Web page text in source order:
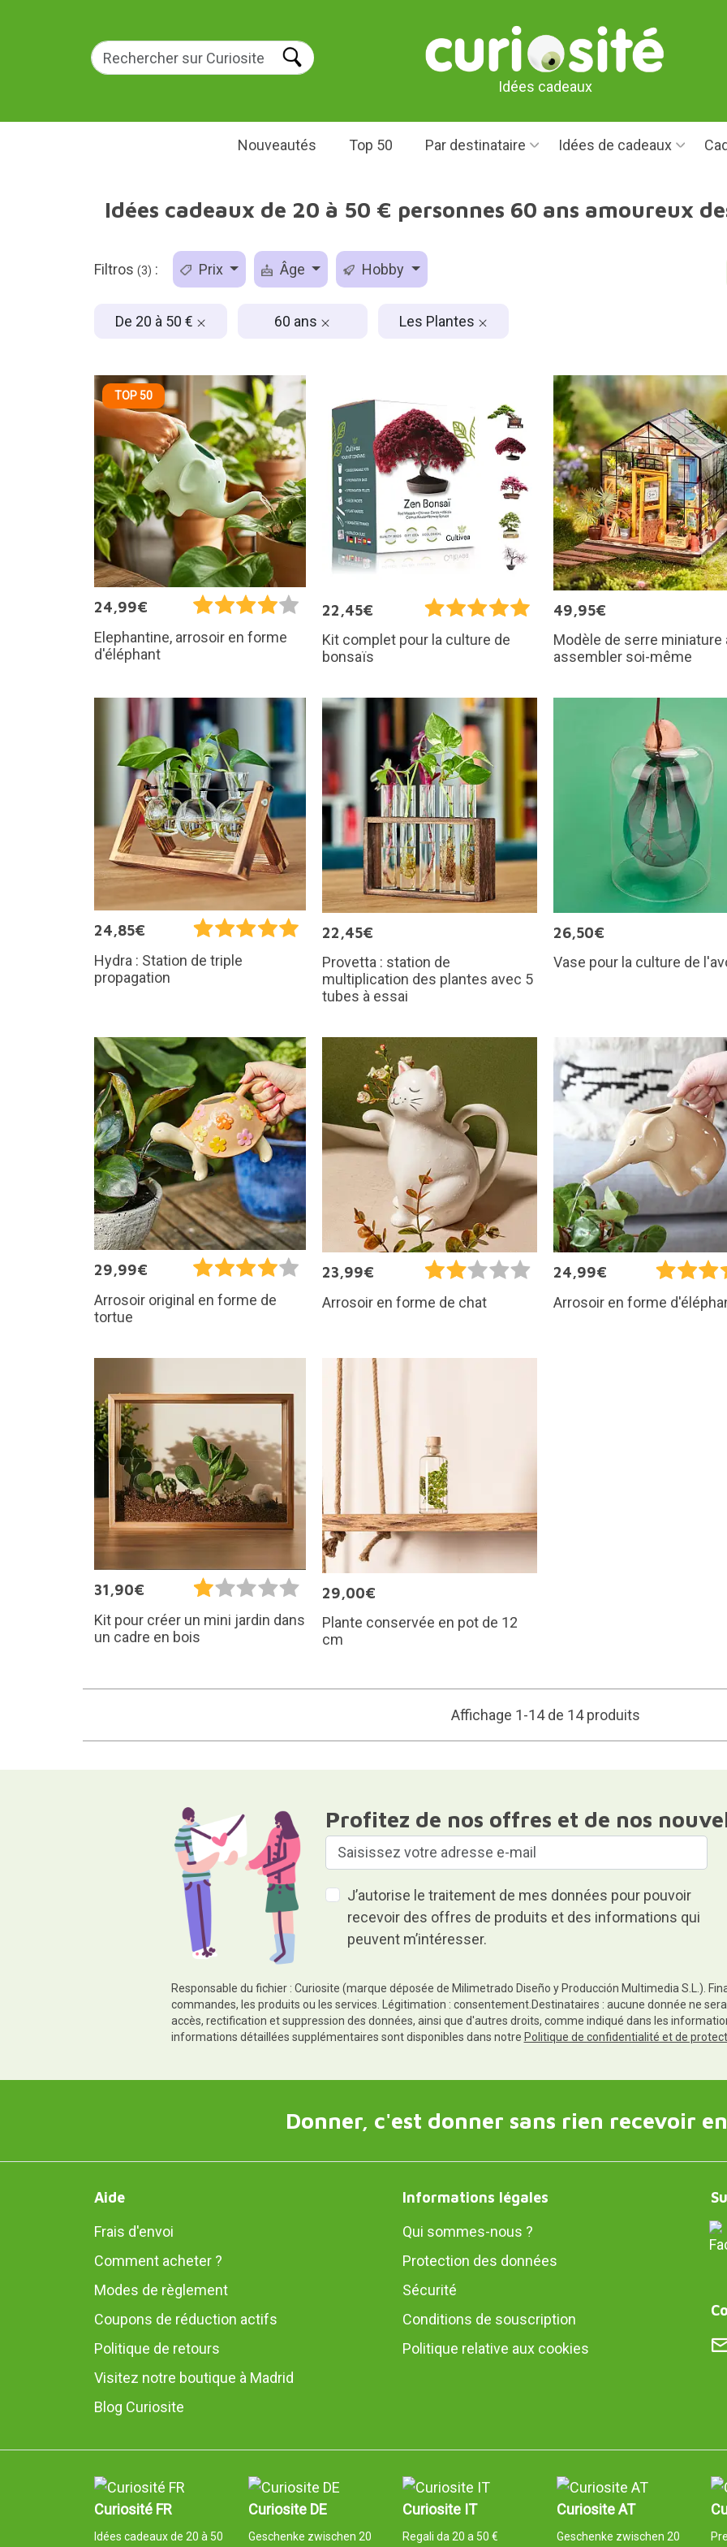
Idées cadeaux
Nouveautés Top 50 Par destinataire Idées de cadeaux
Idées cadeaux de 20 à 50 € personnes 60 ans amoureux
Filtros (3) : Prix Âge Hobby
De 20 à 50 € 60 ans Les Plantes
TOP 50
24,99€
Elephantine, arrosoir en forme
d'éléphant
22,45€
Kit complet pour la culture de
bonsaïs
49,95€
Modèle de serre miniature
assembler soi-même
24,85€
Hydra : Station de triple
propagation
22,45€
Provetta : station de
multiplication des plantes avec 5
tubes à essai
26,50€
Vase pour la culture de
29,99€
Arrosoir original en forme de
tortue
23,99€
Arrosoir en forme de chat
24,99€
Arrosoir en forme
31,90€
Kit pour créer un mini jardin dans
un cadre en bois
29,00€
Plante conservée en pot de 12
cm
Affichage 1-14 de 14 produits
Profitez de nos offres et de nos
J’autorise le traitement de mes données pour pouvoir
recevoir des offres de produits et des informations qui
peuvent m’intéresser.
Responsable du fichier : Curiosite (marque déposée de Milimetrado Diseño y Producción Multimedia S.L.).
commandes, les produits ou les services. Légitimation : consentement.Destinataires : aucune donnée ne
accès, rectification et suppression des données, ainsi que d'autres droits, comme indiqué dans les
informations détaillées supplémentaires sont disponibles dans notre Politique de confidentialité et de
Donner, c'est donner sans rien recevoir
Aide
Frais d'envoi
Comment acheter ?
Modes de règlement
Coupons de réduction actifs
Politique de retours
Visitez notre boutique à Madrid
Blog Curiosite
Informations légales
Qui sommes-nous ?
Protection des données
Sécurité
Conditions de souscription
Politique relative aux cookies
Curiosité FR
Idées cadeaux de 20 à 50
Curiosite DE
Geschenke zwischen 20
Curiosite IT
Regali da 20 a 50 €
Curiosite AT
Geschenke zwischen 20